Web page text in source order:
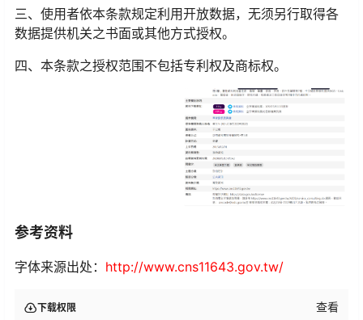
三、使用者依本条款规定利用开放数据，无须另行取得各
数据提供机关之书面或其他方式授权。
四、本条款之授权范围不包括专利权及商标权。
参考资料
字体来源出处： http://www.cns11643.gov.tw/
下载权限 查看